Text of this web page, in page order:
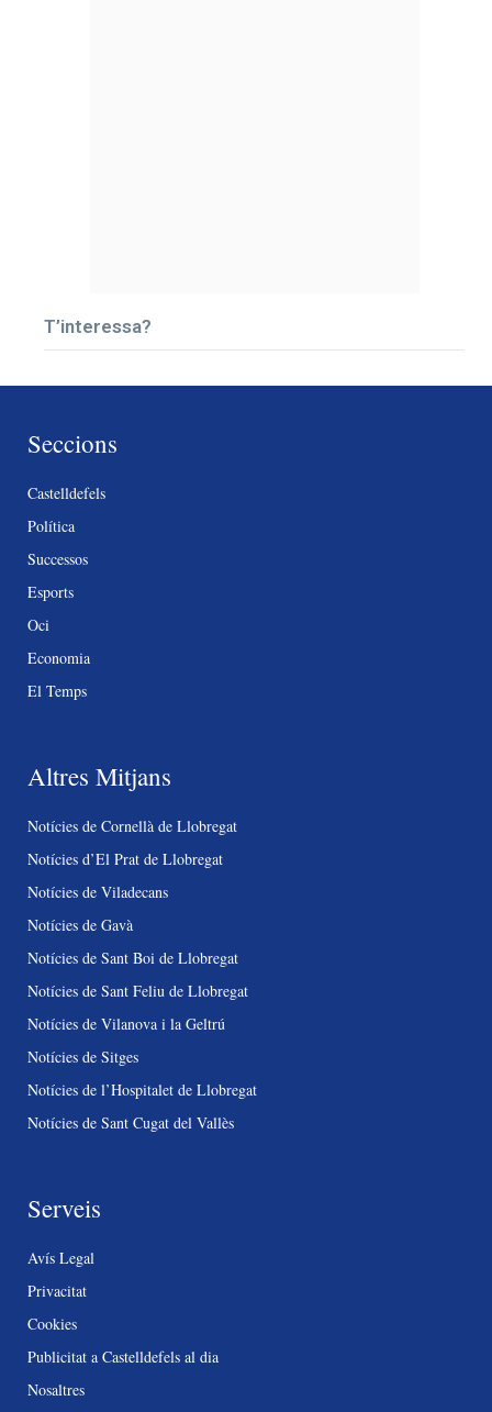
T’interessa?
Seccions
Castelldefels
Política
Successos
Esports
Oci
Economia
El Temps
Altres Mitjans
Notícies de Cornellà de Llobregat
Notícies d’El Prat de Llobregat
Notícies de Viladecans
Notícies de Gavà
Notícies de Sant Boi de Llobregat
Notícies de Sant Feliu de Llobregat
Notícies de Vilanova i la Geltrú
Notícies de Sitges
Notícies de l’Hospitalet de Llobregat
Notícies de Sant Cugat del Vallès
Serveis
Avís Legal
Privacitat
Cookies
Publicitat a Castelldefels al dia
Nosaltres